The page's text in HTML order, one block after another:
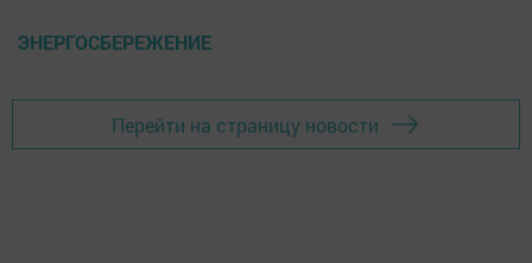
ЭНЕРГОСБЕРЕЖЕНИЕ
Перейти на страницу новости